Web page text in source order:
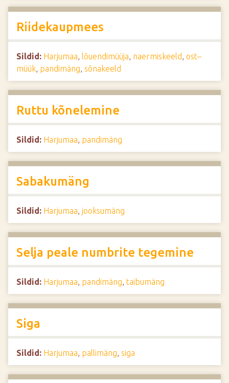
Riidekaupmees
Sildid: Harjumaa, lõuendimüüja, naermiskeeld, ost–
müük, pandimäng, sõnakeeld
Ruttu kõnelemine
Sildid: Harjumaa, pandimäng
Sabakumäng
Sildid: Harjumaa, jooksumäng
Selja peale numbrite tegemine
Sildid: Harjumaa, pandimäng, taibumäng
Siga
Sildid: Harjumaa, pallimäng, siga